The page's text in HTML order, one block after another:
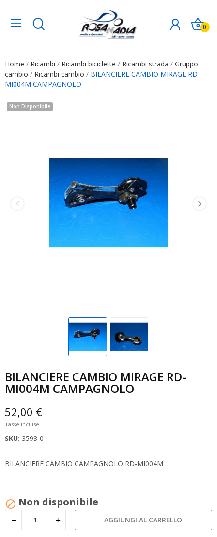
0
Home Ricambi Ricambi biciclette Ricambi strada
Gruppo
cambio
Ricambi cambio
BILANCIERE CAMBIO MIRAGE RD-
MI004M CAMPAGNOLO
Non Disponibile
BILANCIERE CAMBIO MIRAGE RD-
MI004M CAMPAGNOLO
52,00 €
Tasse incluse
SKU: 3593-0
BILANCIERE CAMBIO CAMPAGNOLO RD-MI004M
 Non disponibile
AGGIUNGI AL CARRELLO